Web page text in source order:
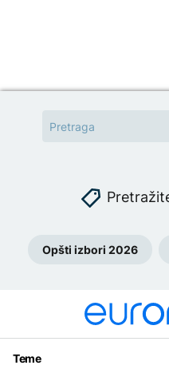
Opšti izbori 2026
Teme